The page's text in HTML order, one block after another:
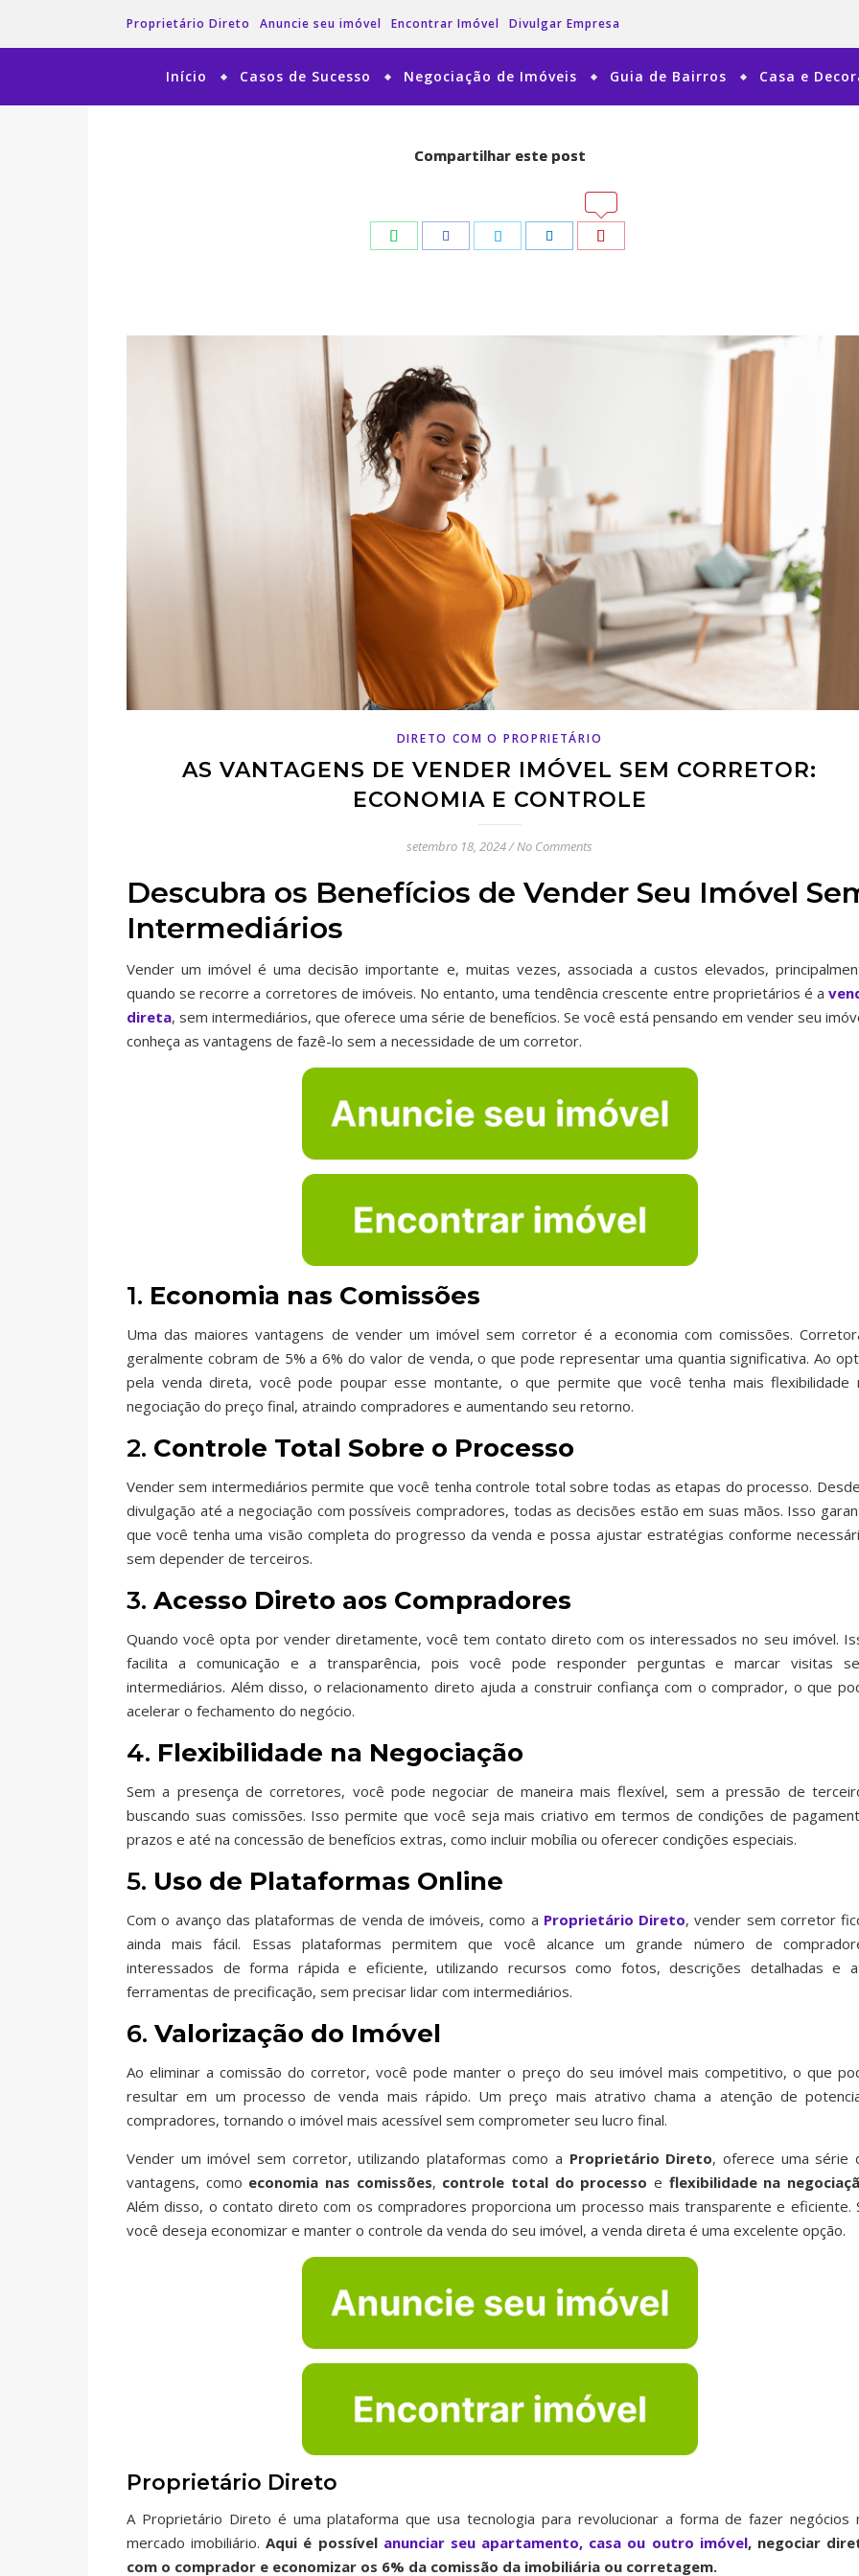
Proprietário Direto Anuncie seu imóvel Encontrar Imóvel Divulgar Empresa
Início Casos de Sucesso Negociação de Imóveis Guia de Bairros Casa e
DIRETO COM O PROPRIETÁRIO
AS VANTAGENS DE VENDER IMÓVEL SEM CORRETOR:
ECONOMIA E CONTROLE
setembro 18, 2024/No Comments
Compartilhar este post
WhatsAppFacebook LinkedIn
Descubra os Benefícios de Vender Seu Imóvel
Intermediários
Vender um imóvel é uma decisão importante e, muitas vezes, associada a custos elevados,
quando se recorre a corretores de imóveis. No entanto, uma tendência crescente entre proprietários é a
direta, sem intermediários, que oferece uma série de benefícios. Se você está pensando em vender seu
conheça as vantagens de fazê-lo sem a necessidade de um corretor.
1. Economia nas Comissões
Uma das maiores vantagens de vender um imóvel sem corretor é a economia com comissões.
geralmente cobram de 5% a 6% do valor de venda, o que pode representar uma quantia significativa. Ao
pela venda direta, você pode poupar esse montante, o que permite que você tenha mais flexibilidade
negociação do preço final, atraindo compradores e aumentando seu retorno.
2. Controle Total Sobre o Processo
Vender sem intermediários permite que você tenha controle total sobre todas as etapas do processo.
divulgação até a negociação com possíveis compradores, todas as decisões estão em suas mãos. Isso
que você tenha uma visão completa do progresso da venda e possa ajustar estratégias conforme
sem depender de terceiros.
3. Acesso Direto aos Compradores
Quando você opta por vender diretamente, você tem contato direto com os interessados no seu imóvel.
facilita a comunicação e a transparência, pois você pode responder perguntas e marcar visitas
intermediários. Além disso, o relacionamento direto ajuda a construir confiança com o comprador, o que
acelerar o fechamento do negócio.
4. Flexibilidade na Negociação
Sem a presença de corretores, você pode negociar de maneira mais flexível, sem a pressão de
buscando suas comissões. Isso permite que você seja mais criativo em termos de condições de
prazos e até na concessão de benefícios extras, como incluir mobília ou oferecer condições especiais.
5. Uso de Plataformas Online
Com o avanço das plataformas de venda de imóveis, como a Proprietário Direto, vender sem corretor
ainda mais fácil. Essas plataformas permitem que você alcance um grande número de
interessados de forma rápida e eficiente, utilizando recursos como fotos, descrições detalhadas e
ferramentas de precificação, sem precisar lidar com intermediários.
6. Valorização do Imóvel
Ao eliminar a comissão do corretor, você pode manter o preço do seu imóvel mais competitivo, o que
resultar em um processo de venda mais rápido. Um preço mais atrativo chama a atenção de
compradores, tornando o imóvel mais acessível sem comprometer seu lucro final.
Vender um imóvel sem corretor, utilizando plataformas como a Proprietário Direto, oferece uma série
vantagens, como economia nas comissões, controle total do processo e flexibilidade na
Além disso, o contato direto com os compradores proporciona um processo mais transparente e eficiente.
você deseja economizar e manter o controle da venda do seu imóvel, a venda direta é uma excelente opção.
Proprietário Direto
A Proprietário Direto é uma plataforma que usa tecnologia para revolucionar a forma de fazer negócios
mercado imobiliário.Aqui é possível anunciar seu apartamento, casa ou outro imóvel, negociar
com o comprador e economizar os 6% da comissão da imobiliária ou corretagem.
Compartilhar este post
WhatsAppFacebook LinkedIn